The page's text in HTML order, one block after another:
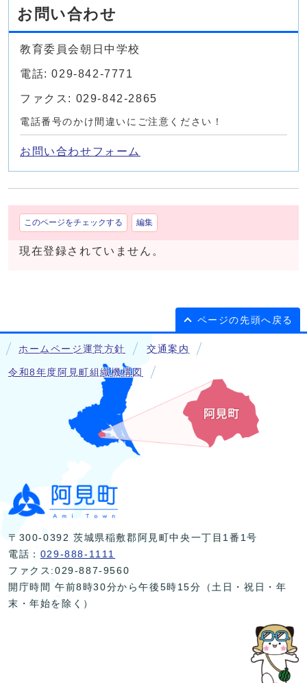
お問い合わせ
教育委員会朝日中学校
電話: 029-842-7771
ファクス: 029-842-2865
電話番号のかけ間違いにご注意ください！
お問い合わせフォーム
このページをチェックする 編集
現在登録されていません。
ページの先頭へ戻る
ホームページ運営方針 交通案内
令和8年度阿見町組織機構図
〒300-0392 茨城県稲敷郡阿見町中央一丁目1番1号
電話： 029-888-1111
ファクス:029-887-9560
開庁時間 午前8時30分から午後5時15分（土日・祝日・年
末・年始を除く）